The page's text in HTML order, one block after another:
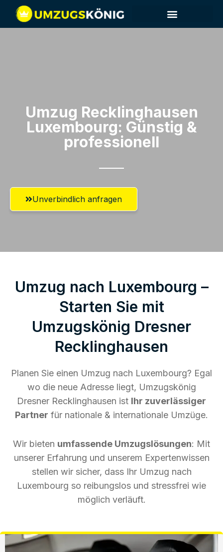
Umzug Recklinghausen​
Luxembourg: Günstig &
professionell​
Unverbindlich anfragen
Umzug nach Luxembourg –
Starten Sie mit
Umzugskönig Dresner
Recklinghausen
Planen Sie einen Umzug nach Luxembourg? Egal
wo die neue Adresse liegt, Umzugskönig
Dresner Recklinghausen ist Ihr zuverlässiger
Partner für nationale & internationale Umzüge.
Wir bieten umfassende Umzugslösungen: Mit
unserer Erfahrung und unserem Expertenwissen
stellen wir sicher, dass Ihr Umzug nach
Luxembourg so reibungslos und stressfrei wie
möglich verläuft.